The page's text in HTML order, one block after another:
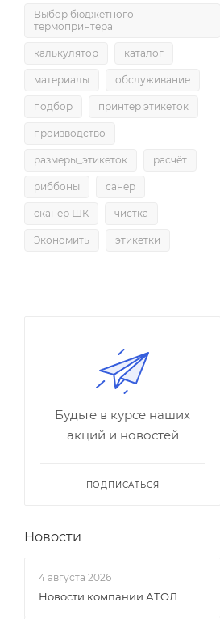
Выбор бюджетного
термопринтера
калькулятор каталог
материалы обслуживание
подбор принтер этикеток
производство
размеры_этикеток расчёт
риббоны санер
сканер ШК чистка
Экономить этикетки
Будьте в курсе наших
акций и новостей
ПОДПИСАТЬСЯ
Новости
4 августа 2026
Новости компании АТОЛ